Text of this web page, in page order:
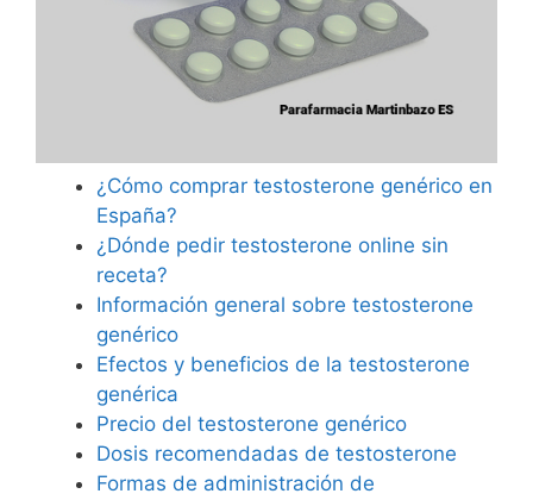
¿Cómo comprar testosterone genérico en
España?
¿Dónde pedir testosterone online sin
receta?
Información general sobre testosterone
genérico
Efectos y beneficios de la testosterone
genérica
Precio del testosterone genérico
Dosis recomendadas de testosterone
Formas de administración de